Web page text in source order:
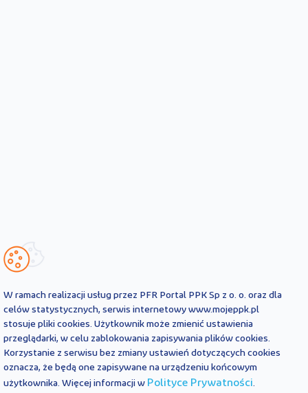
W ramach realizacji usług przez PFR Portal PPK Sp z o. o. oraz dla
celów statystycznych, serwis internetowy www.mojeppk.pl
stosuje pliki cookies. Użytkownik może zmienić ustawienia
przeglądarki, w celu zablokowania zapisywania plików cookies.
Korzystanie z serwisu bez zmiany ustawień dotyczących cookies
oznacza, że będą one zapisywane na urządzeniu końcowym
użytkownika. Więcej informacji w Polityce Prywatności.